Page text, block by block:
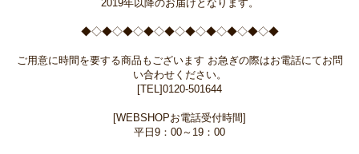
2019年以降のお届けとなります。
◆◇◆◇◆◇◆◇◆◇◆◇◆◇◆◇◆◇◆
ご用意に時間を要する商品もございます お急ぎの際はお電話にてお問
い合わせください。
[TEL]0120-501644
[WEBSHOPお電話受付時間]
平日9：00～19：00